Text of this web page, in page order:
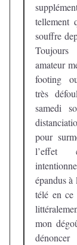
tellement
souffre
amateur
footing
très
samedi
pour
l’effet
épandus
télé en
mon